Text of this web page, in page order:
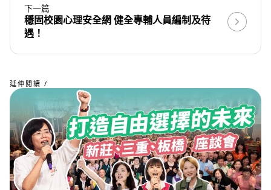
下一篇
穩固校園心理安全網 健全專輔人員編制及待
遇！
延伸閱讀 /